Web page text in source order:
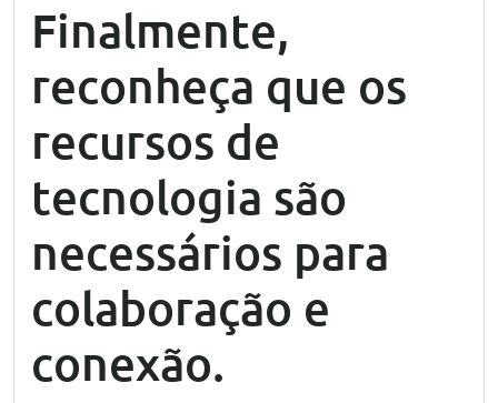
Finalmente,
reconheça que os
recursos de
tecnologia são
necessários para
colaboração e
conexão.